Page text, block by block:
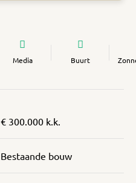
Media Buurt
€ 300.000 k.k.
Bestaande bouw